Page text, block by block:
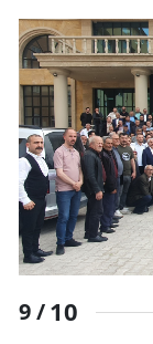
9 /10